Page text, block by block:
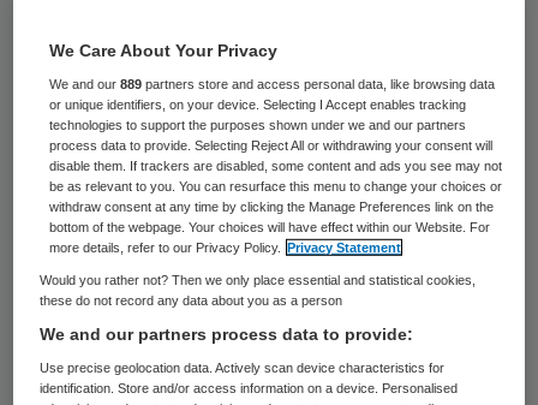
‘opplussen’ van declaraties aan het adres
van tandartsketen Atlas, leidt tot
onenigheid tussen belangenverenigingen.
Dat schrijft hetAlgemeen Dagblad. De
Nederlandse Orde van Tandartsen
beschuldigt de grotere brancheorganistie
Koninklijke Nederlandse Maatschappij tot
Bevordering der Tandheelkunde (KNMT)
van het bagetaliseren van het probleem
We Care About Your Privacy
We and our889 partners store and access personal data, like browsing data
or unique identifiers, on your device. Selecting I Accept enables tracking
technologies to support the purposes shown under we and our partners
process data to provide. Selecting Reject All or withdrawing your consent will
disable them. If trackers are disabled, some content and ads you see may not
be as relevant to you. You can resurface this menu to change your choices or
withdraw consent at any time by clicking the Manage Preferences link on the
bottom of the webpage. Your choices will have effect within our Website. For
more details, refer to our Privacy Policy.
Privacy Statement
Would you rather not? Then we only place essential and statistical cookies,
these do not record any data about you as a person
We and our partners process data to provide:
Use precise geolocation data. Actively scan device characteristics for
identification. Store and/or access information on a device. Personalised